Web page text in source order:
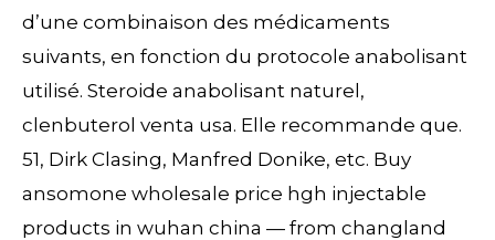
d’une combinaison des médicaments
suivants, en fonction du protocole anabolisant
utilisé. Steroide anabolisant naturel,
clenbuterol venta usa. Elle recommande que.
51, Dirk Clasing, Manfred Donike, etc. Buy
ansomone wholesale price hgh injectable
products in wuhan china — from changland